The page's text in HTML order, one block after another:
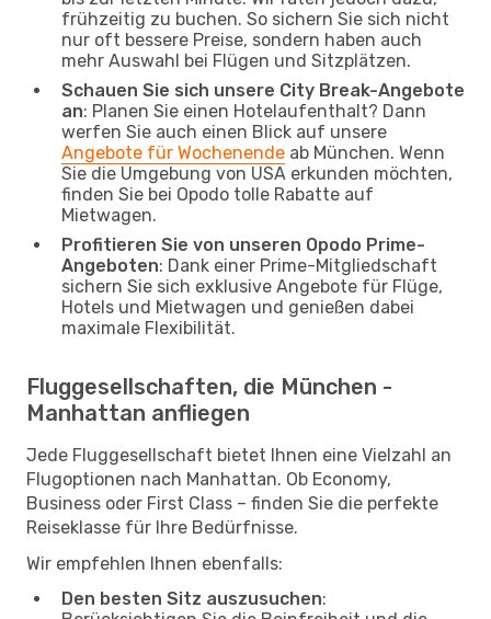
frühzeitig zu buchen. So sichern Sie sich nicht
nur oft bessere Preise, sondern haben auch
mehr Auswahl bei Flügen und Sitzplätzen.
Schauen Sie sich unsere City Break-Angebote
an: Planen Sie einen Hotelaufenthalt? Dann
werfen Sie auch einen Blick auf unsere
Angebote für Wochenende ab München. Wenn
Sie die Umgebung von USA erkunden möchten,
finden Sie bei Opodo tolle Rabatte auf
Mietwagen.
Profitieren Sie von unseren Opodo Prime-
Angeboten: Dank einer Prime-Mitgliedschaft
sichern Sie sich exklusive Angebote für Flüge,
Hotels und Mietwagen und genießen dabei
maximale Flexibilität.
Fluggesellschaften, die München -
Manhattan anfliegen
Jede Fluggesellschaft bietet Ihnen eine Vielzahl an
Flugoptionen nach Manhattan. Ob Economy,
Business oder First Class – finden Sie die perfekte
Reiseklasse für Ihre Bedürfnisse.
Wir empfehlen Ihnen ebenfalls:
Den besten Sitz auszusuchen: